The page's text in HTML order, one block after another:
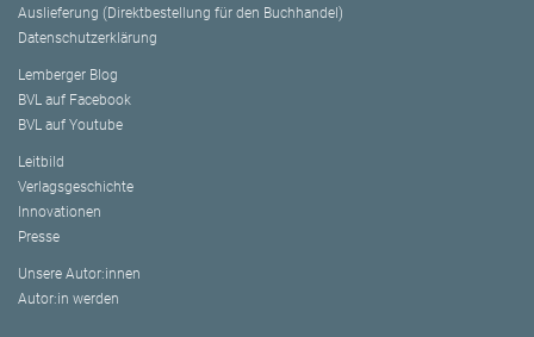
Auslieferung (Direktbestellung für den Buchhandel)
Datenschutzerklärung
Lemberger Blog
BVL auf Facebook
BVL auf Youtube
Leitbild
Verlagsgeschichte
Innovationen
Presse
Unsere Autor:innen
Autor:in werden